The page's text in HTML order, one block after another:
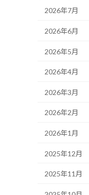
2026年7月
2026年6月
2026年5月
2026年4月
2026年3月
2026年2月
2026年1月
2025年12月
2025年11月